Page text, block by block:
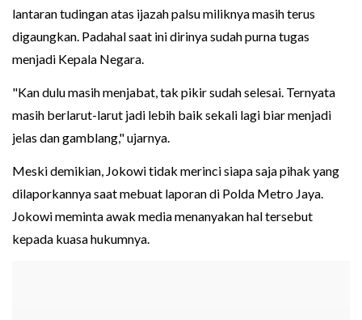
lantaran tudingan atas ijazah palsu miliknya masih terus
digaungkan. Padahal saat ini dirinya sudah purna tugas
menjadi Kepala Negara.
"Kan dulu masih menjabat, tak pikir sudah selesai. Ternyata
masih berlarut-larut jadi lebih baik sekali lagi biar menjadi
jelas dan gamblang," ujarnya.
Meski demikian, Jokowi tidak merinci siapa saja pihak yang
dilaporkannya saat mebuat laporan di Polda Metro Jaya.
Jokowi meminta awak media menanyakan hal tersebut
kepada kuasa hukumnya.